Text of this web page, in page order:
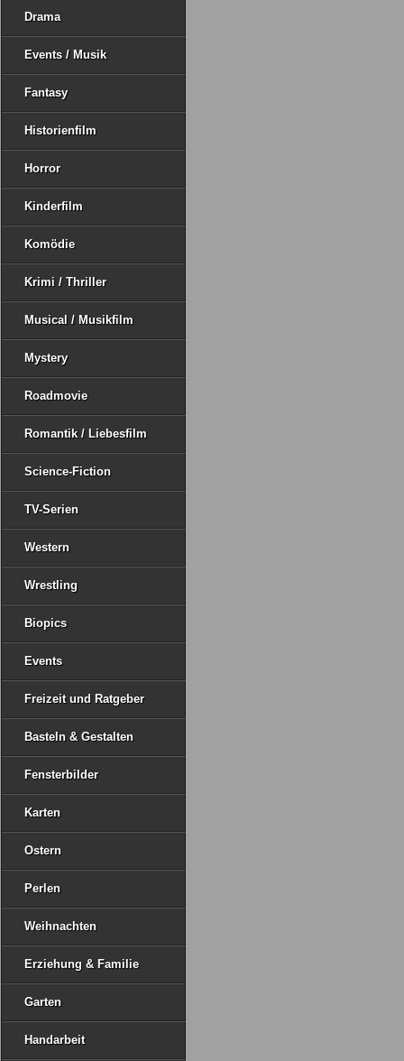
Drama
Events / Musik
Fantasy
Historienfilm
Horror
Kinderfilm
Komödie
Krimi / Thriller
Musical / Musikfilm
Mystery
Roadmovie
Romantik / Liebesfilm
Science-Fiction
TV-Serien
Western
Wrestling
Biopics
Events
Freizeit und Ratgeber
Basteln & Gestalten
Fensterbilder
Karten
Ostern
Perlen
Weihnachten
Erziehung & Familie
Garten
Handarbeit